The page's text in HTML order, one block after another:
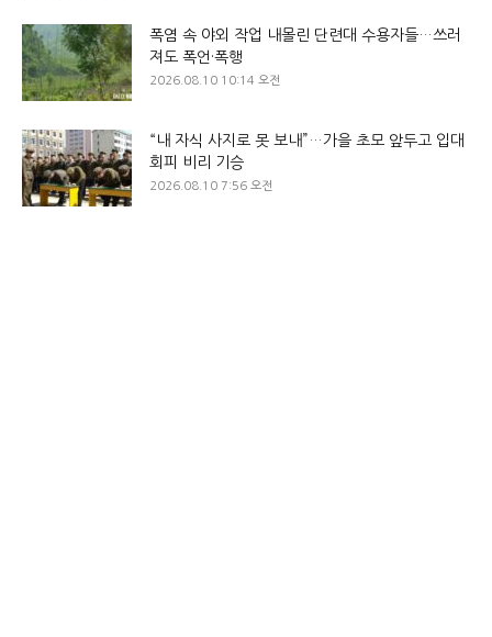
폭염 속 야외 작업 내몰린 단련대 수용자들…쓰러
져도 폭언·폭행
2026.08.10 10:14 오전
“내 자식 사지로 못 보내”…가을 초모 앞두고 입대
회피 비리 기승
2026.08.10 7:56 오전